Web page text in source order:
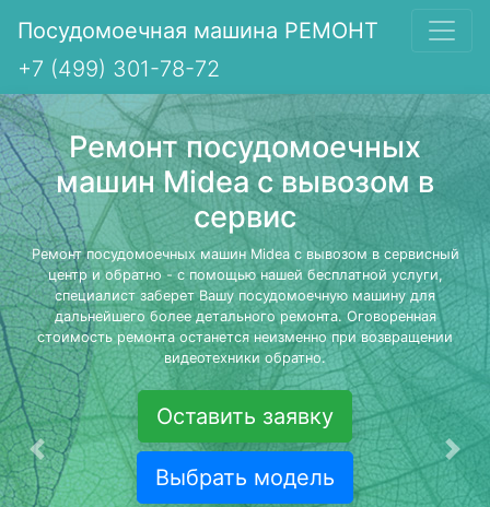
Посудомоечная машина РЕМОНТ
+7 (499) 301-78-72
Ремонт посудомоечных
машин Midea с вывозом в
сервис
Ремонт посудомоечных машин Midea с вывозом в сервисный
центр и обратно - с помощью нашей бесплатной услуги,
специалист заберет Вашу посудомоечную машину для
дальнейшего более детального ремонта. Оговоренная
стоимость ремонта останется неизменно при возвращении
видеотехники обратно.
Оставить заявку
Выбрать модель
Предыдущая